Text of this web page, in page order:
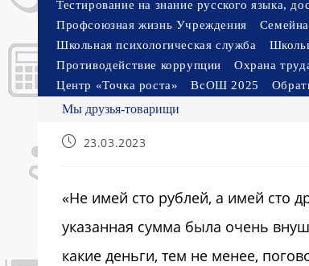
Тестирование на знание русского языка,
Профсоюзная жизнь Учреждения
Школьная психологическая служба
Противодействие коррупции
Охрана
Центр «Точка роста»
ВсОШ 2025
Мы друзья-товарищи
Запись23.03.2023
«Не имей сто рублей, а имей сто
указанная сумма была очень
какие деньги, тем не менее,